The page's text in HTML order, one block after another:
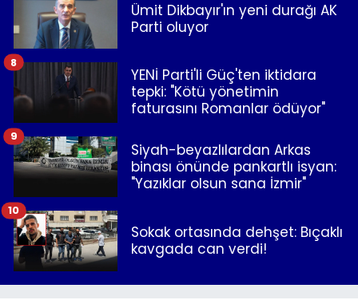
Ümit Dikbayır'ın yeni durağı AK
Parti oluyor
YENİ Parti'li Güç'ten iktidara
tepki: "Kötü yönetimin
faturasını Romanlar ödüyor"
8
Siyah-beyazlılardan Arkas
binası önünde pankartlı isyan:
"Yazıklar olsun sana İzmir"
9
Sokak ortasında dehşet: Bıçaklı
kavgada can verdi!
10